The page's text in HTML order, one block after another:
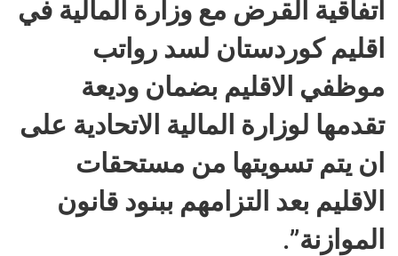
اتفاقية القرض مع وزارة المالية في
اقليم كوردستان لسد رواتب
موظفي الاقليم بضمان وديعة
تقدمها لوزارة المالية الاتحادية على
ان يتم تسويتها من مستحقات
الاقليم بعد التزامهم ببنود قانون
الموازنة”.